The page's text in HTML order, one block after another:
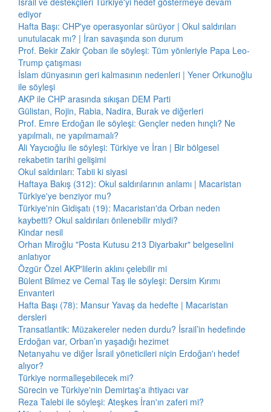
ediyor
Hafta Başı: CHP'ye operasyonlar sürüyor | Okul saldırıları
unutulacak mı? | İran savaşında son durum
Prof. Bekir Zakir Çoban ile söyleşi: Tüm yönleriyle Papa Leo-
Trump çatışması
İslam dünyasının geri kalmasının nedenleri | Yener Orkunoğlu
ile söyleşi
AKP ile CHP arasında sıkışan DEM Parti
Gülistan, Rojin, Rabia, Nadira, Burak ve diğerleri
Prof. Emre Erdoğan ile söyleşi: Gençler neden hınçlı? Ne
yapılmalı, ne yapılmamalı?
Ali Yaycıoğlu ile söyleşi: Türkiye ve İran | Bir bölgesel
rekabetin tarihi gelişimi
Okul saldırıları: Tabii ki siyasi
Haftaya Bakış (312): Okul saldırılarının anlamı | Macaristan
Türkiye'ye benziyor mu?
Türkiye'nin Gidişatı (19): Macaristan'da Orban neden
kaybetti? Okul saldırıları önlenebilir miydi?
Kindar nesil
Orhan Miroğlu "Posta Kutusu 213 Diyarbakır" belgeselini
anlatıyor
Özgür Özel AKP'lilerin aklını çelebilir mi
Bülent Bilmez ve Cemal Taş ile söyleşi: Dersim Kırımı
Envanteri
Hafta Başı (78): Mansur Yavaş da hedefte | Macaristan
dersleri
Transatlantik: Müzakereler neden durdu? İsrail’in hedefinde
Erdoğan var, Orban’ın yaşadığı hezimet
Netanyahu ve diğer İsrail yöneticileri niçin Erdoğan'ı hedef
alıyor?
Türkiye normalleşebilecek mi?
Sürecin ve Türkiye'nin Demirtaş'a ihtiyacı var
Reza Talebi ile söyleşi: Ateşkes İran'ın zaferi mi?